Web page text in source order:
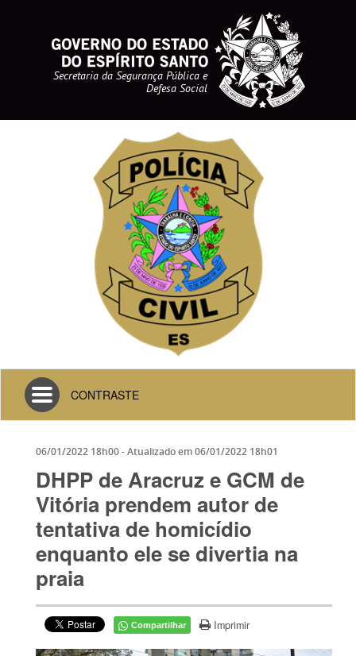
Secretaria da Segurança Pública e
Defesa Social
Toggle
navigation
CONTRASTE
06/01/2022 18h00- Atualizado em06/01/2022 18h01
DHPP de Aracruz e GCM de
Vitória prendem autor de
tentativa de homicídio
enquanto ele se divertia na
praia
Compartilhar Imprimir